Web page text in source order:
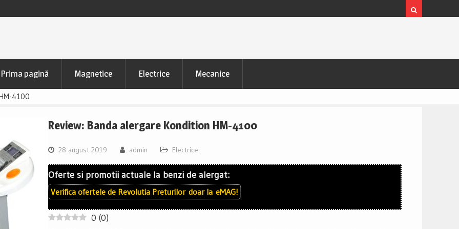
Prima pagină Magnetice Electrice Mecanice
4100
Review: Banda alergare Kondition HM-4100
28 august 2019 admin Electrice
Oferte si promotii actuale la benzi de alergat:
Verifica ofertele de Revolutia Preturilor doar la eMAG!
0 (0)